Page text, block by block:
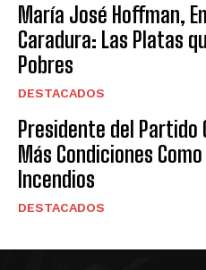
María José Hoffman,
Caradura: Las Platas
Pobres
DESTACADOS
Presidente del Partido
Más Condiciones
Incendios
DESTACADOS